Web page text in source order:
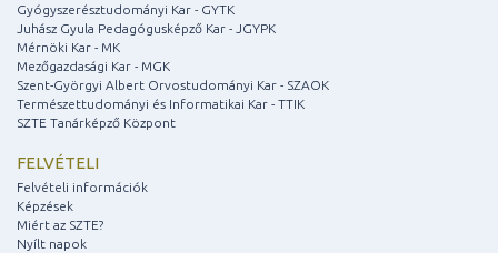
Gyógyszerésztudományi Kar - GYTK
Juhász Gyula Pedagógusképző Kar - JGYPK
Mérnöki Kar - MK
Mezőgazdasági Kar - MGK
Szent-Györgyi Albert Orvostudományi Kar - SZAOK
Természettudományi és Informatikai Kar - TTIK
SZTE Tanárképző Központ
FELVÉTELI
Felvételi információk
Képzések
Miért az SZTE?
Nyílt napok